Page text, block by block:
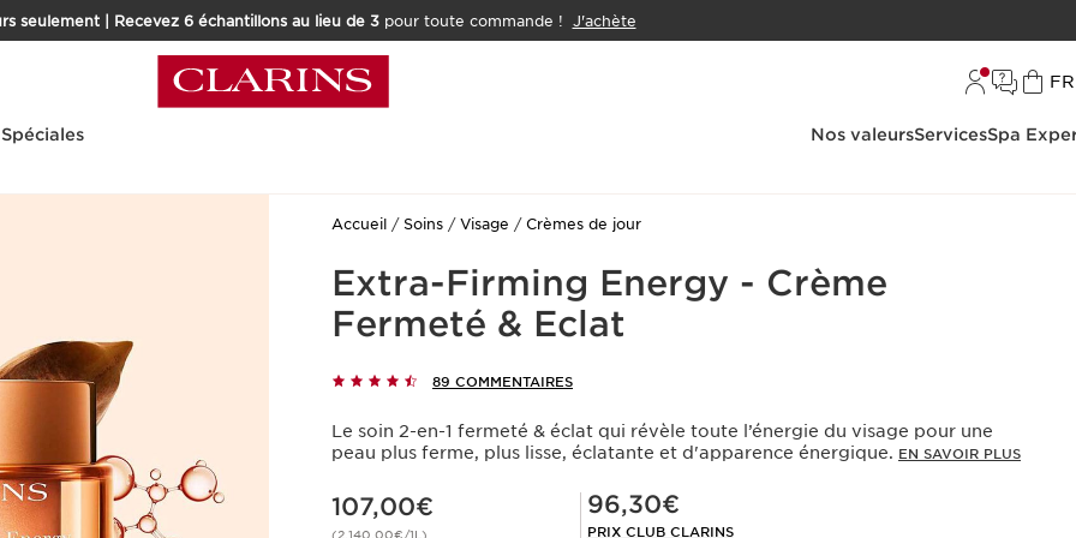
seulement | Recevez 6 échantillons au lieu de 3pour toute commande ! J'achète
FR
Nos valeursServicesSpa
Accueil Soins Visage Crèmes de jour
Extra-Firming Energy - Crème
Fermeté & Eclat
89 COMMENTAIRES
Le soin 2-en-1 fermeté & éclat qui révèle toute l’énergie du visage pour une
peau plus ferme, plus lisse, éclatante et d'apparence énergique. EN SAVOIR PLUS
Nouveau prix 107,00€
107,00€
(2.140,00€/1L)
Prix Club Clarins 96,30€
96,30€
PRIX CLUB CLARINS